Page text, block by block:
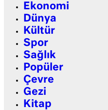
Ekonomi
Dünya
Kültür
Spor
Sağlık
Popüler
Çevre
Gezi
Kitap